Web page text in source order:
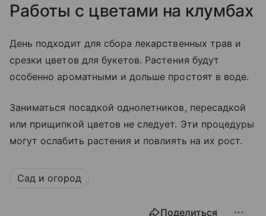
Работы с цветами на клумбах
День подходит для сбора лекарственных трав и
срезки цветов для букетов. Растения будут
особенно ароматными и дольше простоят в воде.
Заниматься посадкой однолетников, пересадкой
или прищипкой цветов не следует. Эти процедуры
могут ослабить растения и повлиять на их рост.
Сад и огород
Поделиться